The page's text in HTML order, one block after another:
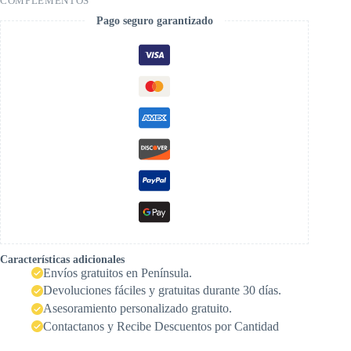
Pago seguro garantizado
Características adicionales
Envíos gratuitos en Península.
Devoluciones fáciles y gratuitas durante 30 días.
Asesoramiento personalizado gratuito.
Contactanos y Recibe Descuentos por Cantidad